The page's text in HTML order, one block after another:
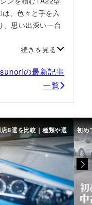
、色々と手を入
、思い出深い一台
続きを見る
の最新記事
一覧
8選を比較｜種類や選 初め